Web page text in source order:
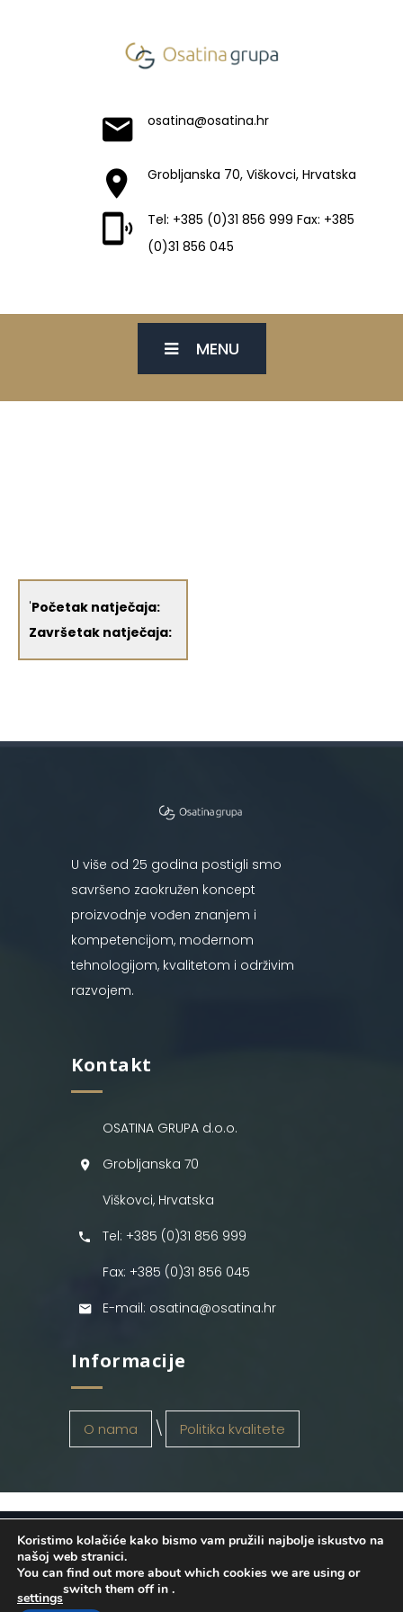
osatina@osatina.hr
Grobljanska 70, Viškovci, Hrvatska
Tel: +385 (0)31 856 999 Fax: +385
(0)31 856 045
MENU
'Početak natječaja:
Završetak natječaja:
U više od 25 godina postigli smo
savršeno zaokružen koncept
proizvodnje vođen znanjem i
kompetencijom, modernom
tehnologijom, kvalitetom i održivim
razvojem.
Kontakt
OSATINA GRUPA d.o.o.
Grobljanska 70
Viškovci, Hrvatska
Tel: +385 (0)31 856 999
Fax: +385 (0)31 856 045
E-mail: osatina@osatina.hr
Informacije
O nama Politika kvalitete
OSATINA GRUPA d.o.o. 2026
. Configured
byINFOS Osijek. Sva prava pridržana.
Koristimo kolačiće kako bismo vam pružili najbolje iskustvo na
našoj web stranici.
You can find out more about which cookies we are using or
switch them off in
settings
.